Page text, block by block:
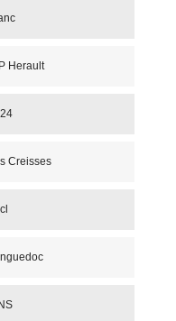
Herault
Creisses